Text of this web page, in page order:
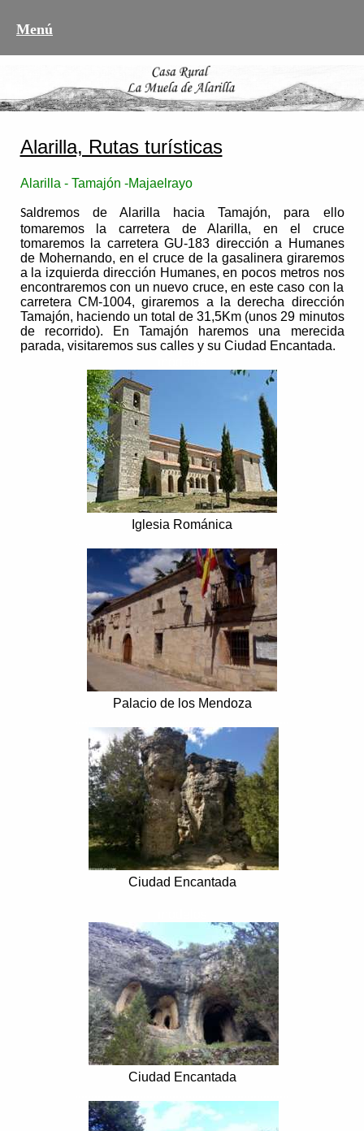
Menú
Alarilla, Rutas turísticas
Alarilla - Tamajón -Majaelrayo
Saldremos de Alarilla hacia Tamajón, para ello
tomaremos la carretera de Alarilla, en el cruce
tomaremos la carretera GU-183 dirección a Humanes
de Mohernando, en el cruce de la gasalinera giraremos
a la izquierda dirección Humanes, en pocos metros nos
encontraremos con un nuevo cruce, en este caso con la
carretera CM-1004, giraremos a la derecha dirección
Tamajón, haciendo un total de 31,5Km (unos 29 minutos
de recorrido). En Tamajón haremos una merecida
parada, visitaremos sus calles y su Ciudad Encantada.
Iglesia Románica
Palacio de los Mendoza
Ciudad Encantada
Ciudad Encantada